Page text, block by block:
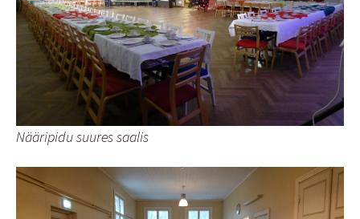
Nääripidu suures saalis